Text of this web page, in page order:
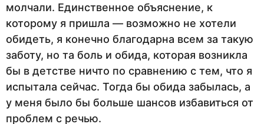
молчали. Единственное объяснение, к
которому я пришла — возможно не хотели
обидеть, я конечно благодарна всем за такую
заботу, но та боль и обида, которая возникла
бы в детстве ничто по сравнению с тем, что я
испытала сейчас. Тогда бы обида забылась, а
у меня было бы больше шансов избавиться от
проблем с речью.